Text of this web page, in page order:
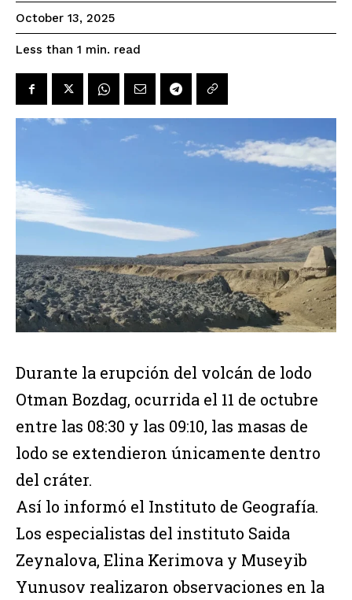
October 13, 2025
Less than 1 min. read
Durante la erupción del volcán de lodo
Otman Bozdag, ocurrida el 11 de octubre
entre las 08:30 y las 09:10, las masas de
lodo se extendieron únicamente dentro
del cráter.
Así lo informó el Instituto de Geografía.
Los especialistas del instituto Saida
Zeynalova, Elina Kerimova y Museyib
Yunusov realizaron observaciones en la